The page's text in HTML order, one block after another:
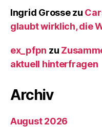
Ingrid Grossezu
glaubt wirklich, die
ex_pfpn zu
aktuell hinterfragen
Archiv
August 2026